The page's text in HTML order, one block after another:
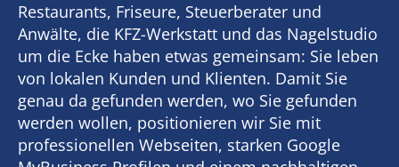
Restaurants, Friseure, Steuerberater und
Anwälte, die KFZ-Werkstatt und das Nagelstudio
um die Ecke haben etwas gemeinsam: Sie leben
von lokalen Kunden und Klienten. Damit Sie
genau da gefunden werden, wo Sie gefunden
werden wollen, positionieren wir Sie mit
professionellen Webseiten, starken Google